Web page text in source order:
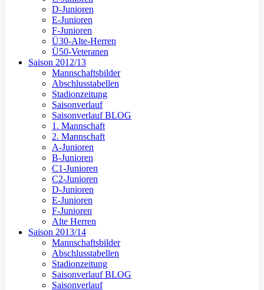
D-Junioren
E-Junioren
F-Junioren
Ü30-Alte-Herren
Ü50-Veteranen
Saison 2012/13
Mannschaftsbilder
Abschlusstabellen
Stadionzeitung
Saisonverlauf
Saisonverlauf BLOG
1. Mannschaft
2. Mannschaft
A-Junioren
B-Junioren
C1-Junioren
C2-Junioren
D-Junioren
E-Junioren
F-Junioren
Alte Herren
Saison 2013/14
Mannschaftsbilder
Abschlusstabellen
Stadionzeitung
Saisonverlauf BLOG
Saisonverlauf